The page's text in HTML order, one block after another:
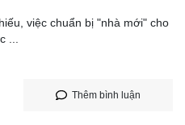
việc chuẩn bị "nhà mới" cho
...
Thêm bình luận